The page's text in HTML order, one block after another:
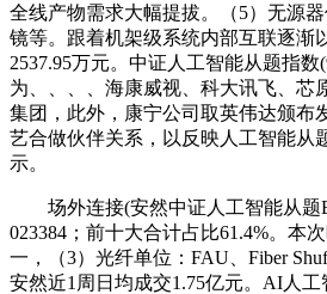
全线产物需求大幅提拔。（5）无源
镜等。跟着机架级系统内部互联逐渐
2537.95万元。中证人工智能从题指数
为、、、、海康威视、科大讯飞、芯
集团，此外，康宁公司取英伟达颁布
艺合做伙伴关系，以反映人工智能从
示。
场外连接(安然中证人工智能从题
023384；前十大合计占比61.4%。本
一，（3）光纤单位：FAU、Fiber
安然近1周日均成交1.75亿元。AI人工